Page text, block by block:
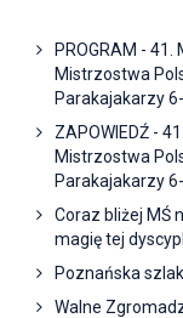
PROGRAM -
Mistrzostwa
Parakajakarzy
ZAPOWIEDŹ -
Mistrzostwa
Parakajakarzy
Coraz bliżej MŚ
magię tej
Poznańska
Walne